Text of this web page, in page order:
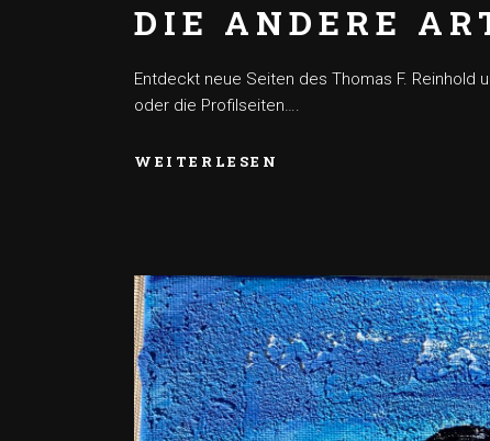
DIE ANDERE
Entdeckt neue Seiten des Thomas F. Reinhold
oder die Profilseiten….
WEITERLESEN